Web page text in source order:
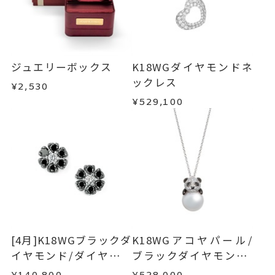
ジュエリーボックス
¥2,530
K18WGダイヤモンドネ
ックレス
¥529,100
[4月]K18WGブラックダ
イヤモンド/ダイヤモン
ドピアス
K18WGアコヤパール/
ブラックダイヤモンド/
ダイヤモンドネックレ